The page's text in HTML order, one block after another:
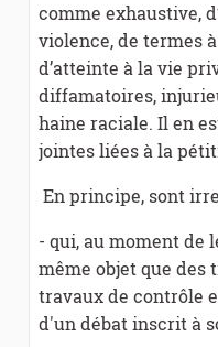
comme exhaustive,
violence, de termes
d’atteinte à la vie
diffamatoires,
haine raciale. Il en
jointes liées à la
En principe, sont
- qui, au moment de
même objet que des
travaux de contrôle
d'un débat inscrit à